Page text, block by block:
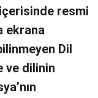
içerisinde resmi
ekrana
Dil
ve dilinin